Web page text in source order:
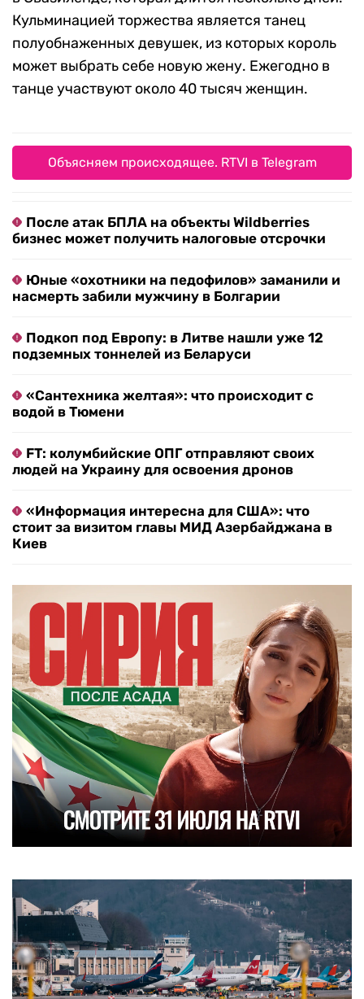
Кульминацией торжества является танец
полуобнаженных девушек, из которых король
может выбрать себе новую жену. Ежегодно в
танце участвуют около 40 тысяч женщин.
Объясняем происходящее. RTVI в Telegram
После атак БПЛА на объекты Wildberries
бизнес может получить налоговые отсрочки
Юные «охотники на педофилов» заманили и
насмерть забили мужчину в Болгарии
Подкоп под Европу: в Литве нашли уже 12
подземных тоннелей из Беларуси
«Сантехника желтая»: что происходит с
водой в Тюмени
FT: колумбийские ОПГ отправляют своих
людей на Украину для освоения дронов
«Информация интересна для США»: что
стоит за визитом главы МИД Азербайджана в
Киев